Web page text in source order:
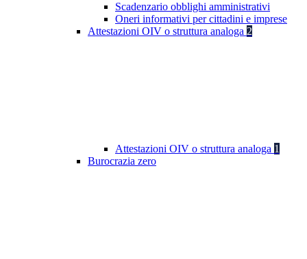
Scadenzario obblighi amministrativi
Oneri informativi per cittadini e imprese
Attestazioni OIV o struttura analoga 2
Attestazioni OIV o struttura analoga 1
Burocrazia zero